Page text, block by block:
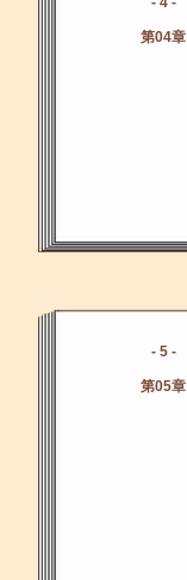
第04章
- 5 -
第05章